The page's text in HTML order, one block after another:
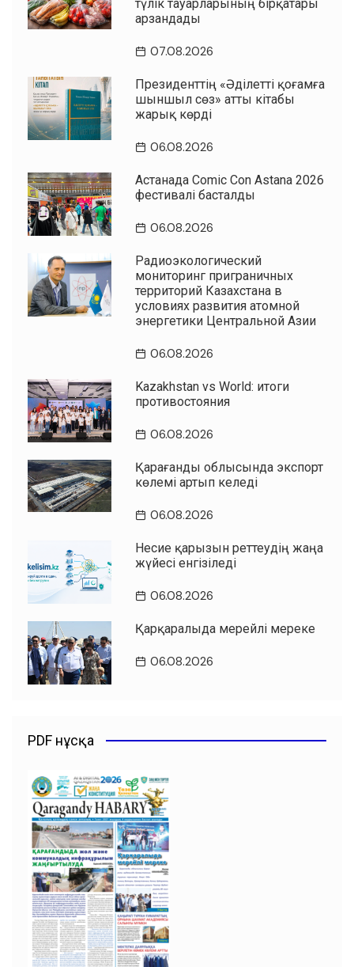
түлік тауарларының бірқатары
арзандады
07.08.2026
Президенттің «Әділетті қоғамға
шыншыл сөз» атты кітабы
жарық көрді
06.08.2026
Астанада Comic Con Astana 2026
фестивалі басталды
06.08.2026
Радиоэкологический
мониторинг приграничных
территорий Казахстана в
условиях развития атомной
энергетики Центральной Азии
06.08.2026
Kazakhstan vs World: итоги
противостояния
06.08.2026
Қарағанды облысында экспорт
көлемі артып келеді
06.08.2026
Несие қарызын реттеудің жаңа
жүйесі енгізіледі
06.08.2026
Қарқаралыда мерейлі мереке
06.08.2026
PDF нұсқа